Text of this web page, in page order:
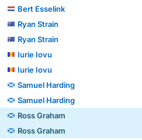
Bert Esselink
Ryan Strain
Ryan Strain
Iurie Iovu
Iurie Iovu
Samuel Harding
Samuel Harding
Ross Graham
Ross Graham